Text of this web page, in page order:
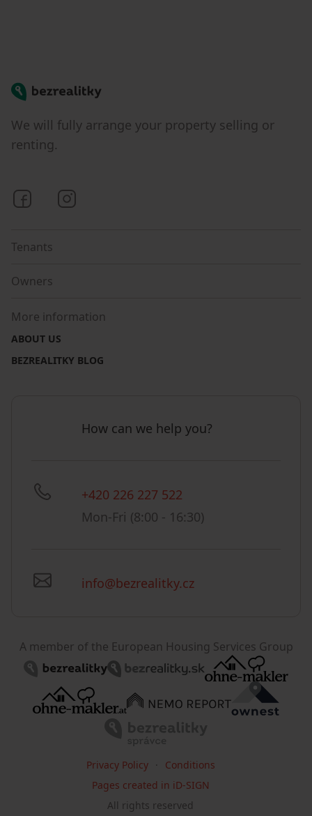
Bezrealitky
We will fully arrange your property selling or
renting.
Bezrealitky on Facebook
Tenants
Owners
More information
ABOUT US
BEZREALITKY BLOG
How can we help you?
+420 226 227 522
Mon-Fri (8:00 - 16:30)
info@bezrealitky.cz
A member of the European Housing Services Group
All rights reserved
Privacy Policy
Conditions
Pages created in iD-SIGN